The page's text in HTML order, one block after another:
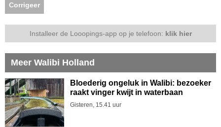
Corrigeer
Installeer de Looopings-app op je telefoon: klik hier
Meer Walibi Holland
Bloederig ongeluk in Walibi: bezoeker
raakt vinger kwijt in waterbaan
Gisteren, 15.41 uur